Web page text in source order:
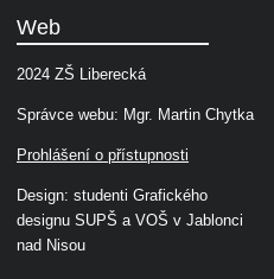
Web
2024 ZŠ Liberecká
Správce webu: Mgr. Martin Chytka
Prohlášení o přístupnosti
Design: studenti Grafického
designu SUPŠ a VOŠ v Jablonci
nad Nisou